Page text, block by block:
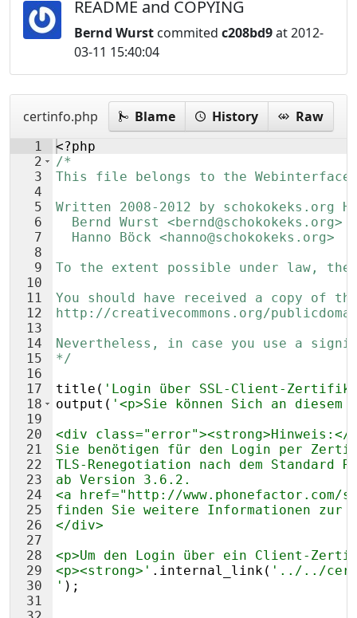
README and COPYING
Bernd Wurst commited c208bd9at 2012-
03-11 15:40:04
certinfo.php Blame History Raw
1
2
3
4
5
6
7
8
9
10
11
12
13
14
15
16
17
18
19
20
21
22
23
24
25
26
27
28
29
30
31
<?php
/*
This file belongs to the Webinterface
Written 2008-2012 by schokokeks.org
  Bernd Wurst <bernd@schokokeks.org>
  Hanno Böck <hanno@schokokeks.org>
To the extent possible under law,
You should have received a copy of
http://creativecommons.org/
Nevertheless, in case you use a
*/
title ( 'Login über SSL-Client-
output ( '<p>Sie können Sich an
<div class="error"><strong>Hinweis:</
Sie benötigen für den Login per
TLS-Renegotiation nach dem
ab Version 3.6.2.
<a href="http://
finden Sie weitere Informationen zur
</div>
<p>Um den Login über ein Client-
<p><strong>' . internal_link( '../../
' ) ;